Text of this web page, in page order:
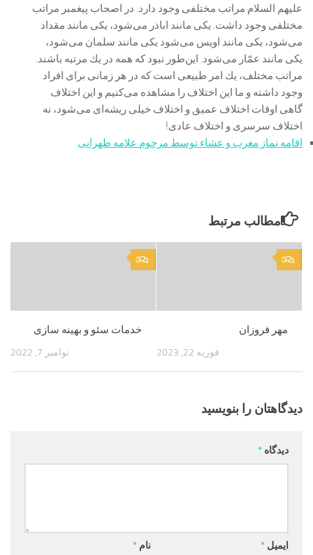
علیهم السلام مراتب مختلفی وجود دارد. در اصحاب پیغمبر مراتب
مختلفی وجود داشت. یكی مانند اباذر می‌شود، یكی مانند مقداد
می‌شود، یكی مانند اویس می‌شود یكی مانند سلمان می‌شود،
یكی مانند عمّار می‌شود. این‌طور نبود كه همه در یك مرتبه باشند.
مراتب مختلف، یك امر طبیعی است كه در هر زمانی برای افراد
وجود داشته و ما این اختلاف را مشاهده می‌كنیم و این اختلاف
گاهی اوقات اختلاف عمیق و اختلاف خیلی ریشه‌ای می‌شود، نه
اختلاف سرسری و اختلاف عادی!
اقامه نماز مغرب و عشاء توسط مرحوم علامه طهرانی
مطالب مرتبط
0
خدمات سئو و بهینه سازی
نوامبر 7, 2022
0
مهر فروزان
فوریه 22, 2023
دیدگاهتان را بنویسید
دیدگاه *
نام * ایمیل *